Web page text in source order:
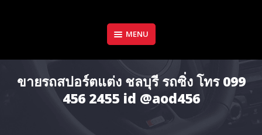
MENU
ขายรถสปอร์ตแต่ง ชลบุรี รถซิ่ง โทร 099
456 2455 id @aod456